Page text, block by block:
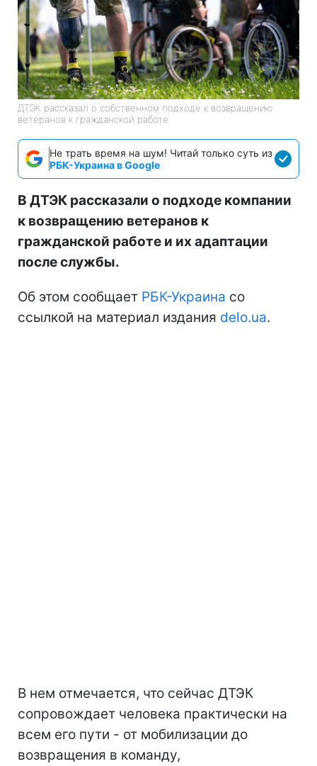
ДТЭК рассказал о собственном подходе к возвращению
ветеранов к гражданской работе
Не трать время на шум! Читай только суть из
РБК-Украина в Google
В ДТЭК рассказали о подходе компании
к возвращению ветеранов к
гражданской работе и их адаптации
после службы.
Об этом сообщает РБК-Украина со
ссылкой на материал издания delo.ua.
В нем отмечается, что сейчас ДТЭК
сопровождает человека практически на
всем его пути - от мобилизации до
возвращения в команду,